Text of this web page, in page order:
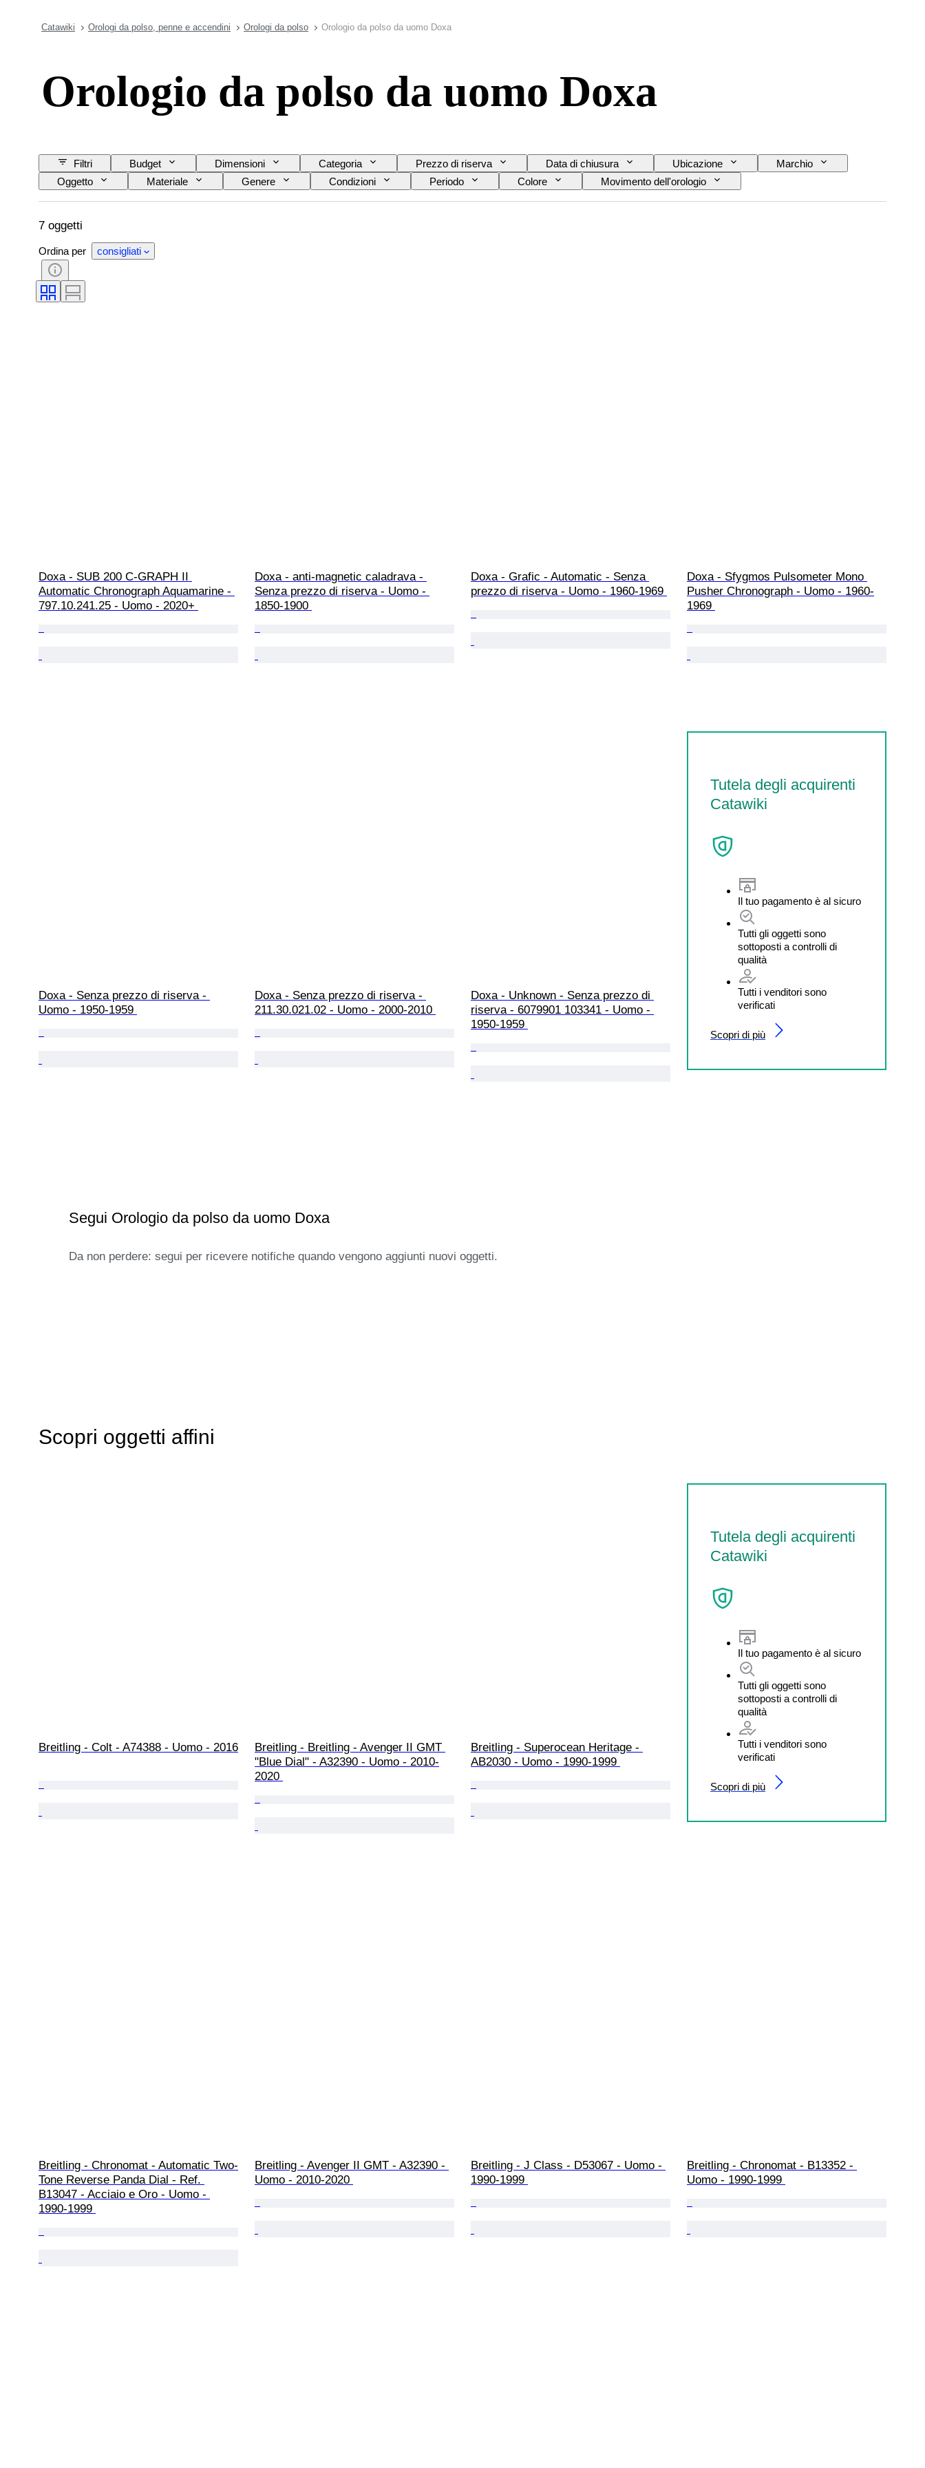
Catawiki Orologi da polso, penne e accendini Orologi da polso Orologio da polso da uomo Doxa
Orologio da polso da uomo Doxa
Filtri Budget Dimensioni Categoria Prezzo di riserva Data di chiusura Ubicazione
Marchio
Oggetto
Materiale Genere Condizioni Periodo Colore
Movimento dell'orologio
Materiale del cinturino dell’orologio
Lunghezza del cinturino dell’orologio Diametro della cassa Modello
7 oggetti
Ordina per consigliati
Doxa - SUB 200 C-GRAPH II
Automatic Chronograph Aquamarine -
797.10.241.25 - Uomo - 2020+
Doxa - anti-magnetic caladrava -
Senza prezzo di riserva - Uomo -
1850-1900
Doxa - Grafic - Automatic - Senza
prezzo di riserva - Uomo - 1960-1969
Doxa - Sfygmos Pulsometer Mono
Pusher Chronograph - Uomo - 1960-
1969
Doxa - Senza prezzo di riserva -
Uomo - 1950-1959
Doxa - Senza prezzo di riserva -
211.30.021.02 - Uomo - 2000-2010
Doxa - Unknown - Senza prezzo di
riserva - 6079901 103341 - Uomo -
1950-1959
Tutela degli acquirenti
Catawiki
Il tuo pagamento è al sicuro
Tutti gli oggetti sono
sottoposti a controlli di
qualità
Tutti i venditori sono
verificati
Scopri di più
Segui Orologio da polso da uomo Doxa
Da non perdere: segui per ricevere notifiche quando vengono aggiunti nuovi oggetti.
Scopri oggetti affini
Tutela degli acquirenti
Catawiki
Il tuo pagamento è al sicuro
Tutti gli oggetti sono
sottoposti a controlli di
qualità
Tutti i venditori sono
verificati
Scopri di più
Breitling - Colt - A74388 - Uomo - 2016
Breitling - Breitling - Avenger II GMT
"Blue Dial" - A32390 - Uomo - 2010-
2020
Breitling - Superocean Heritage -
AB2030 - Uomo - 1990-1999
Breitling - Chronomat - Automatic Two-
Tone Reverse Panda Dial - Ref.
B13047 - Acciaio e Oro - Uomo -
1990-1999
Breitling - Avenger II GMT - A32390 -
Uomo - 2010-2020
Breitling - J Class - D53067 - Uomo -
1990-1999
Breitling - Chronomat - B13352 -
Uomo - 1990-1999